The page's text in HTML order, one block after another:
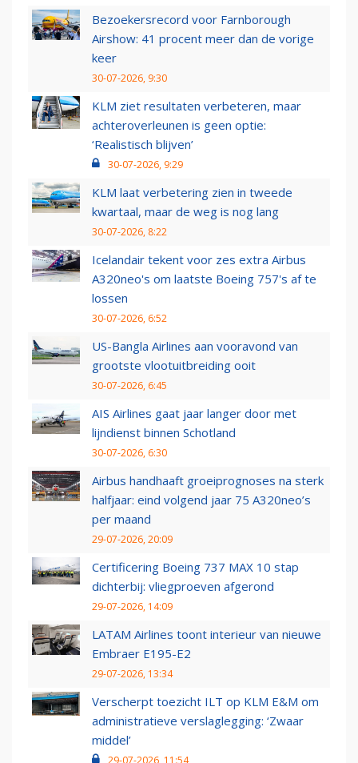
Bezoekersrecord voor Farnborough
Airshow: 41 procent meer dan de vorige
keer
30-07-2026, 9:30
KLM ziet resultaten verbeteren, maar
achteroverleunen is geen optie:
‘Realistisch blijven’
30-07-2026, 9:29
KLM laat verbetering zien in tweede
kwartaal, maar de weg is nog lang
30-07-2026, 8:22
Icelandair tekent voor zes extra Airbus
A320neo's om laatste Boeing 757's af te
lossen
30-07-2026, 6:52
US-Bangla Airlines aan vooravond van
grootste vlootuitbreiding ooit
30-07-2026, 6:45
AIS Airlines gaat jaar langer door met
lijndienst binnen Schotland
30-07-2026, 6:30
Airbus handhaaft groeiprognoses na sterk
halfjaar: eind volgend jaar 75 A320neo’s
per maand
29-07-2026, 20:09
Certificering Boeing 737 MAX 10 stap
dichterbij: vliegproeven afgerond
29-07-2026, 14:09
LATAM Airlines toont interieur van nieuwe
Embraer E195-E2
29-07-2026, 13:34
Verscherpt toezicht ILT op KLM E&M om
administratieve verslaglegging: ‘Zwaar
middel’
29-07-2026, 11:54